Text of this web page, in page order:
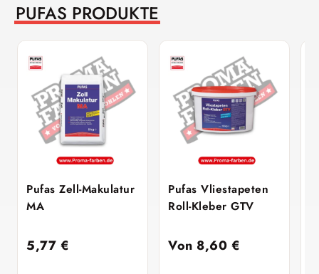
PUFAS PRODUKTE
Pufas Zell-Makulatur
MA
5,77 €
Pufas Vliestapeten
Roll-Kleber GTV
Von 8,60 €